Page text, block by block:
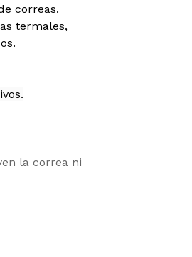
correas.
termales,
la correa ni